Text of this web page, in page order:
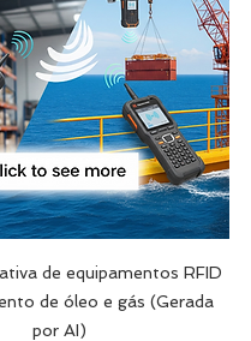
de equipamentos RFID
de óleo e gás (Gerada
por AI)